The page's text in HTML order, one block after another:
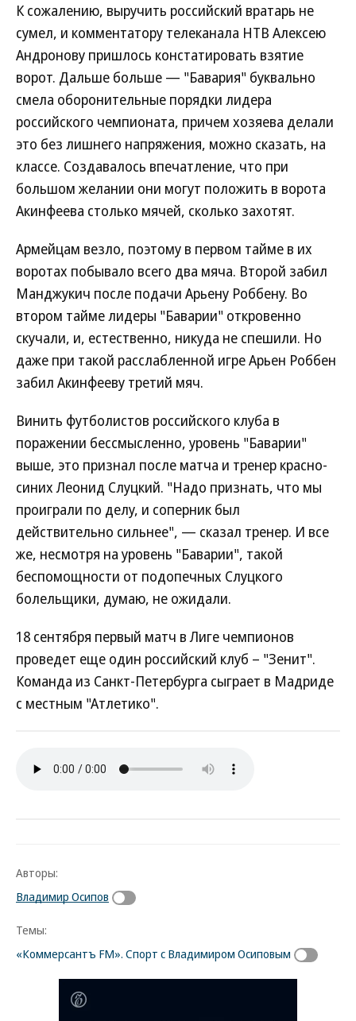
К сожалению, выручить российский вратарь не
сумел, и комментатору телеканала НТВ Алексею
Андронову пришлось констатировать взятие
ворот. Дальше больше — "Бавария" буквально
смела оборонительные порядки лидера
российского чемпионата, причем хозяева делали
это без лишнего напряжения, можно сказать, на
классе. Создавалось впечатление, что при
большом желании они могут положить в ворота
Акинфеева столько мячей, сколько захотят.
Армейцам везло, поэтому в первом тайме в их
воротах побывало всего два мяча. Второй забил
Манджукич после подачи Арьену Роббену. Во
втором тайме лидеры "Баварии" откровенно
скучали, и, естественно, никуда не спешили. Но
даже при такой расслабленной игре Арьен Роббен
забил Акинфееву третий мяч.
Винить футболистов российского клуба в
поражении бессмысленно, уровень "Баварии"
выше, это признал после матча и тренер красно-
синих Леонид Слуцкий. "Надо признать, что мы
проиграли по делу, и соперник был
действительно сильнее", — сказал тренер. И все
же, несмотря на уровень "Баварии", такой
беспомощности от подопечных Слуцкого
болельщики, думаю, не ожидали.
18 сентября первый матч в Лиге чемпионов
проведет еще один российский клуб – "Зенит".
Команда из Санкт-Петербурга сыграет в Мадриде
с местным "Атлетико".
Авторы:
Владимир Осипов
Темы:
«Коммерсантъ FM». Спорт с Владимиром Осиповым